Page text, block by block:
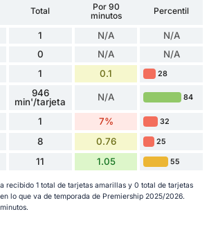
Total
Por 90
minutos
Percentil
1 N/A N/A
0 N/A N/A
1 0.1 28
946
min'/tarjeta
N/A 84
1 7% 32
8 0.76 25
11 1.05 55
recibido 1 total de tarjetas amarillas y 0 total de tarjetas
lo que va de temporada de Premiership 2025/2026.